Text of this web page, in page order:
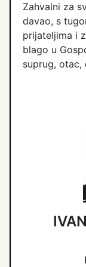
Zahvalni za
davao, s
prijateljima i
blago u
suprug, otac,